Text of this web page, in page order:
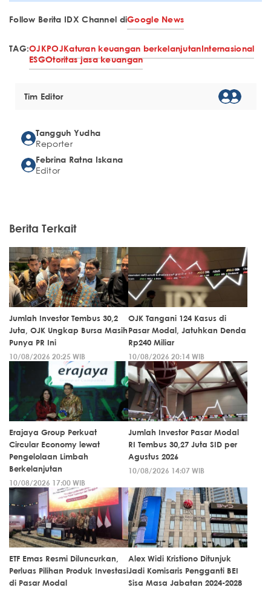
Follow Berita IDX Channel diGoogle News
TAG:OJKPOJKaturan keuangan berkelanjutanInternasional
ESGOtoritas jasa keuangan
Tim Editor
Tangguh Yudha
Reporter
Febrina Ratna Iskana
Editor
Berita Terkait
Jumlah Investor Tembus 30,2
Juta, OJK Ungkap Bursa Masih
Punya PR Ini
10/08/2026 20:25 WIB
OJK Tangani 124 Kasus di
Pasar Modal, Jatuhkan Denda
Rp240 Miliar
10/08/2026 20:14 WIB
Erajaya Group Perkuat
Circular Economy lewat
Pengelolaan Limbah
Berkelanjutan
10/08/2026 17:00 WIB
Jumlah Investor Pasar Modal
RI Tembus 30,27 Juta SID per
Agustus 2026
10/08/2026 14:07 WIB
ETF Emas Resmi Diluncurkan,
Perluas Pilihan Produk Investasi
di Pasar Modal
Alex Widi Kristiono Ditunjuk
Jadi Komisaris Pengganti BEI
Sisa Masa Jabatan 2024-2028